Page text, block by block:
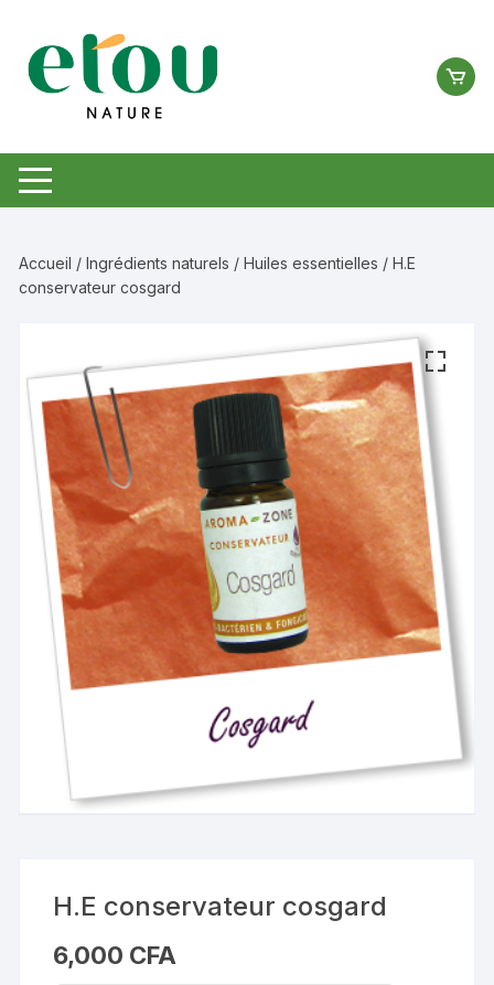
contenu
Accueil /Ingrédients naturels /Huiles essentielles / H.E
conservateur cosgard
H.E conservateur cosgard
6,000 CFA